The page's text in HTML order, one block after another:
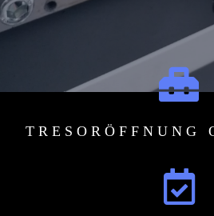
TRESORÖFFNUNG